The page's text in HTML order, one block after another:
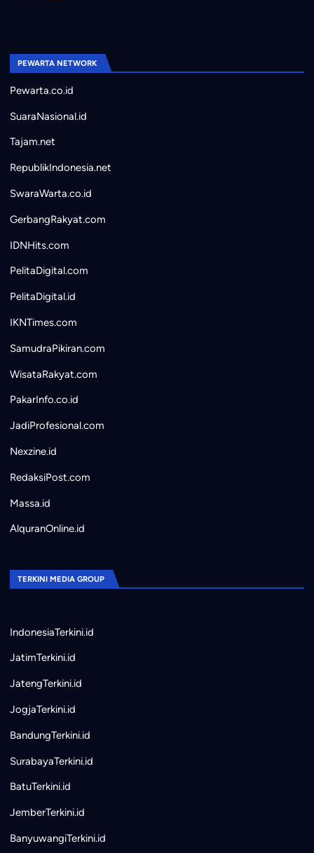
PEWARTA NETWORK
Pewarta.co.id
SuaraNasional.id
Tajam.net
RepublikIndonesia.net
SwaraWarta.co.id
GerbangRakyat.com
IDNHits.com
PelitaDigital.com
PelitaDigital.id
IKNTimes.com
SamudraPikiran.com
WisataRakyat.com
PakarInfo.co.id
JadiProfesional.com
Nexzine.id
RedaksiPost.com
Massa.id
AlquranOnline.id
TERKINI MEDIA GROUP
IndonesiaTerkini.id
JatimTerkini.id
JatengTerkini.id
JogjaTerkini.id
BandungTerkini.id
SurabayaTerkini.id
BatuTerkini.id
JemberTerkini.id
BanyuwangiTerkini.id